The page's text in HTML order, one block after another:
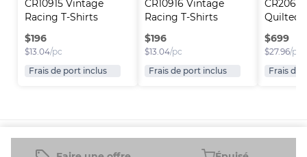
CR10915 Vintage
Racing T-Shirts
$196
$13.04/pc
Frais de port inclus
CR10916 Vintage
Racing T-Shirts
$196
$13.04/pc
Frais de port inclus
CR2062
Quilted
$699
$27.96/pc
Frais de
Plateforme
Entreprise